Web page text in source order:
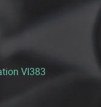
VI383